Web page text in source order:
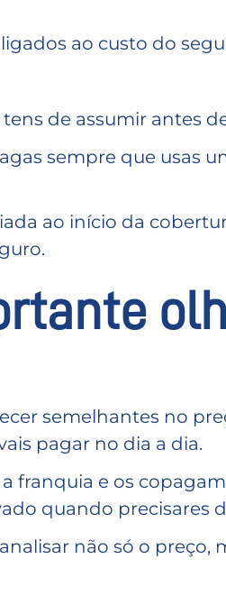
ao custo do
de assumir antes
sempre que usas
ao início da
semelhantes no
pagar no dia a dia.
franquia e os
quando precisares
não só o preço,